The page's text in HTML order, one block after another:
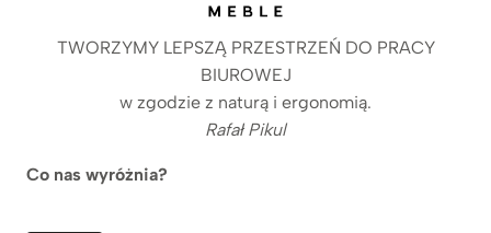
TWORZYMY LEPSZĄ PRZESTRZEŃ DO PRACY
BIUROWEJ
w zgodzie z naturą i ergonomią.
Rafał Pikul
Co nas wyróżnia?